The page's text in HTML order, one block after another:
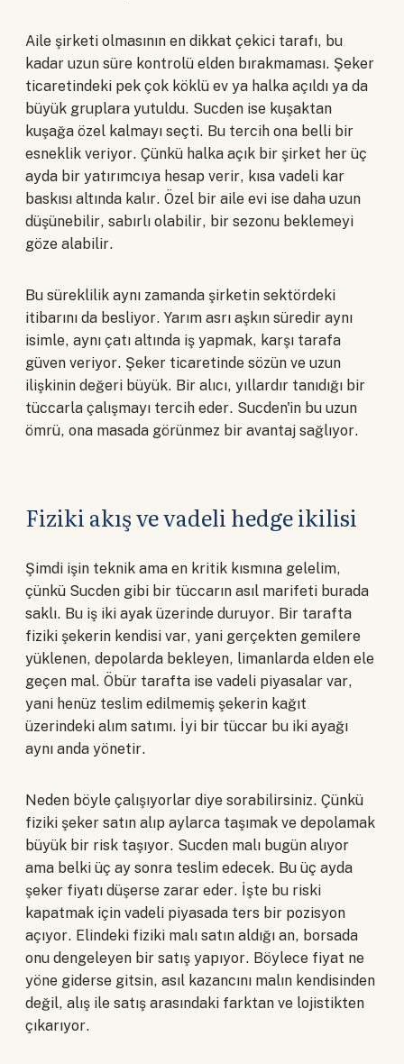
Aile şirketi olmasının en dikkat çekici tarafı, bu
kadar uzun süre kontrolü elden bırakmaması. Şeker
ticaretindeki pek çok köklü ev ya halka açıldı ya da
büyük gruplara yutuldu. Sucden ise kuşaktan
kuşağa özel kalmayı seçti. Bu tercih ona belli bir
esneklik veriyor. Çünkü halka açık bir şirket her üç
ayda bir yatırımcıya hesap verir, kısa vadeli kar
baskısı altında kalır. Özel bir aile evi ise daha uzun
düşünebilir, sabırlı olabilir, bir sezonu beklemeyi
göze alabilir.
Bu süreklilik aynı zamanda şirketin sektördeki
itibarını da besliyor. Yarım asrı aşkın süredir aynı
isimle, aynı çatı altında iş yapmak, karşı tarafa
güven veriyor. Şeker ticaretinde sözün ve uzun
ilişkinin değeri büyük. Bir alıcı, yıllardır tanıdığı bir
tüccarla çalışmayı tercih eder. Sucden'in bu uzun
ömrü, ona masada görünmez bir avantaj sağlıyor.
Fiziki akış ve vadeli hedge ikilisi
Şimdi işin teknik ama en kritik kısmına gelelim,
çünkü Sucden gibi bir tüccarın asıl marifeti burada
saklı. Bu iş iki ayak üzerinde duruyor. Bir tarafta
fiziki şekerin kendisi var, yani gerçekten gemilere
yüklenen, depolarda bekleyen, limanlarda elden ele
geçen mal. Öbür tarafta ise vadeli piyasalar var,
yani henüz teslim edilmemiş şekerin kağıt
üzerindeki alım satımı. İyi bir tüccar bu iki ayağı
aynı anda yönetir.
Neden böyle çalışıyorlar diye sorabilirsiniz. Çünkü
fiziki şeker satın alıp aylarca taşımak ve depolamak
büyük bir risk taşıyor. Sucden malı bugün alıyor
ama belki üç ay sonra teslim edecek. Bu üç ayda
şeker fiyatı düşerse zarar eder. İşte bu riski
kapatmak için vadeli piyasada ters bir pozisyon
açıyor. Elindeki fiziki malı satın aldığı an, borsada
onu dengeleyen bir satış yapıyor. Böylece fiyat ne
yöne giderse gitsin, asıl kazancını malın kendisinden
değil, alış ile satış arasındaki farktan ve lojistikten
çıkarıyor.